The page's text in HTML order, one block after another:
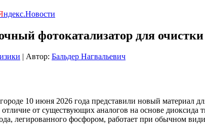
ндекс.Новости
фотокатализатор для очистки
| Автор: Бальдер Нагвальевич
10 июня 2026 года представили новый материал
от существующих аналогов на основе диоксида
легированного фосфором, работает при обычном